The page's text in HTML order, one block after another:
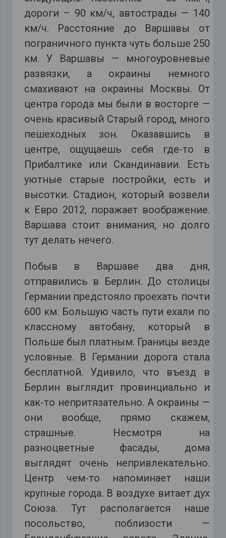
дороги – 90 км/ч, автострады — 140
км/ч. Расстояние до Варшавы от
пограничного пункта чуть больше 250
км. У Варшавы — многоуровневые
развязки, а окраины немного
смахивают на окраины Москвы. От
центра города мы были в восторге —
очень красивый Старый город, много
пешеходных зон. Оказавшись в
центре, ощущаешь себя где-то в
Прибалтике или Скандинавии. Есть
уютные старые постройки, есть и
высотки. Стадион, который возвели
к Евро 2012, поражает воображение.
Варшава стоит внимания, но долго
тут делать нечего.
Побыв в Варшаве два дня,
отправились в Берлин. До столицы
Германии предстояло проехать почти
600 км. Большую часть пути ехали по
классному автобану, который в
Польше был платным. Границы везде
условные. В Германии дорога стала
бесплатной. Удивило, что въезд в
Берлин выглядит провинциально и
как-то непритязательно. А окраины —
они вообще, прямо скажем,
страшные. Несмотря на
разноцветные фасады, дома
выглядят очень непривлекательно.
Центр чем-то напоминает наши
крупные города. В воздухе витает дух
Союза. Тут располагается наше
посольство, поблизости —